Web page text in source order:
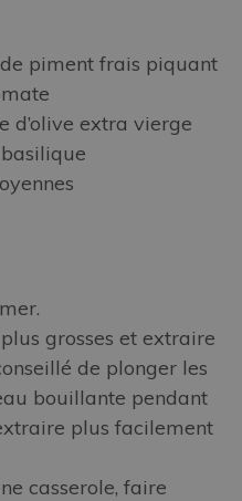
piment frais piquant
d’olive extra vierge
grosses et extraire
de plonger les
bouillante pendant
plus facilement
casserole, faire